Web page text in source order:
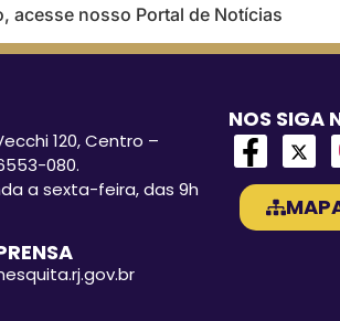
acesse nosso Portal de Notícias
120, Centro –
080.
a sexta-feira, das 9h
NOS SIGA